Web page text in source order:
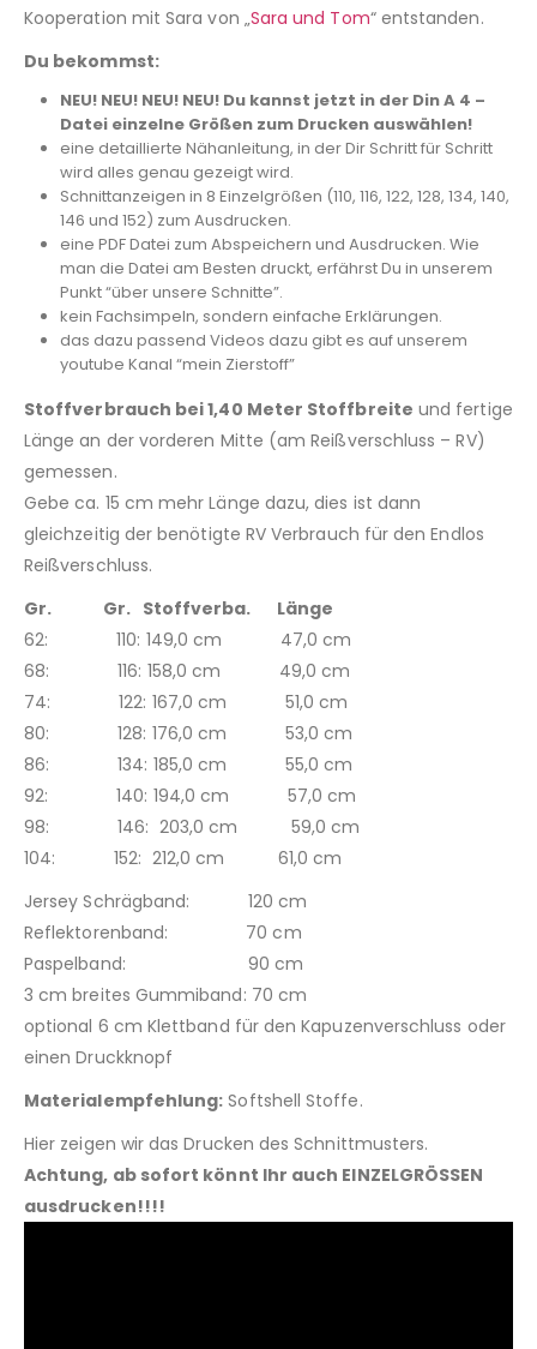
Kooperation mit Sara von „Sara und Tom“ entstanden.
Du bekommst:
NEU! NEU! NEU! NEU! Du kannst jetzt in der Din A 4 –
Datei einzelne Größen zum Drucken auswählen!
eine detaillierte Nähanleitung, in der Dir Schritt für Schritt
wird alles genau gezeigt wird.
Schnittanzeigen in 8 Einzelgrößen (110, 116, 122, 128, 134, 140,
146 und 152) zum Ausdrucken.
eine PDF Datei zum Abspeichern und Ausdrucken. Wie
man die Datei am Besten druckt, erfährst Du in unserem
Punkt “über unsere Schnitte”.
kein Fachsimpeln, sondern einfache Erklärungen.
das dazu passend Videos dazu gibt es auf unserem
youtube Kanal “mein Zierstoff”
Stoffverbrauch bei 1,40 Meter Stoffbreite und fertige
Länge an der vorderen Mitte (am Reißverschluss – RV)
gemessen.
Gebe ca. 15 cm mehr Länge dazu, dies ist dann
gleichzeitig der benötigte RV Verbrauch für den Endlos
Reißverschluss.
Gr. Gr. Stoffverba. Länge
62: 110: 149,0 cm 47,0 cm
68: 116: 158,0 cm 49,0 cm
74: 122: 167,0 cm 51,0 cm
80: 128: 176,0 cm 53,0 cm
86: 134: 185,0 cm 55,0 cm
92: 140: 194,0 cm 57,0 cm
98: 146: 203,0 cm 59,0 cm
104: 152: 212,0 cm 61,0 cm
Jersey Schrägband: 120 cm
Reflektorenband: 70 cm
Paspelband: 90 cm
3 cm breites Gummiband: 70 cm
optional 6 cm Klettband für den Kapuzenverschluss oder
einen Druckknopf
Materialempfehlung: Softshell Stoffe.
Hier zeigen wir das Drucken des Schnittmusters.
Achtung, ab sofort könnt Ihr auch EINZELGRÖSSEN
ausdrucken!!!!